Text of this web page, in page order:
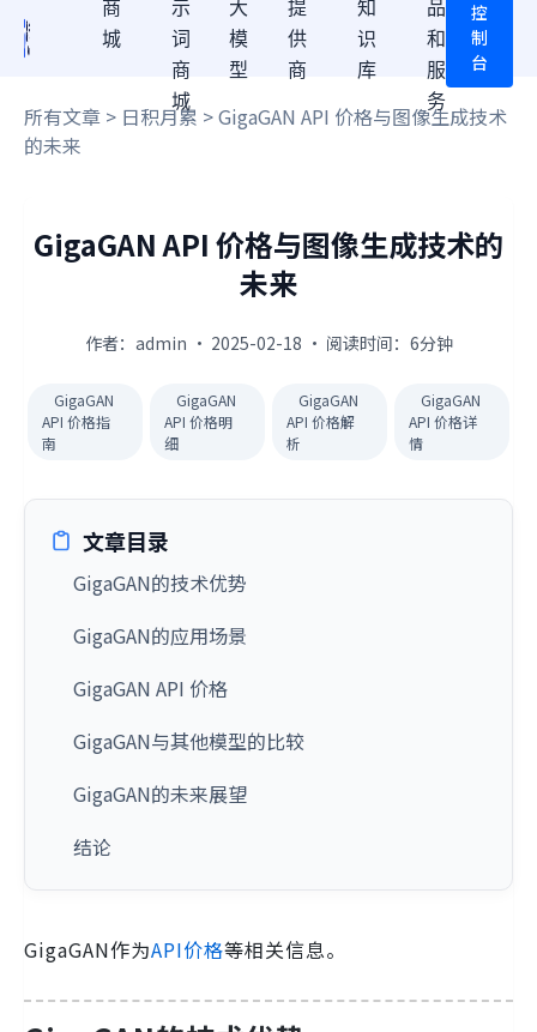
商
城
示
词
商
城
大
模
型
提
供
商
知
识
库
品
和
服
务
控
制
台
所有文章 > 日积月累 > GigaGAN API 价格与图像生成技术
的未来
GigaGAN API 价格与图像生成技术的
未来
作者：admin · 2025-02-18 · 阅读时间：6分钟
GigaGAN
API 价格指
南
GigaGAN
API 价格明
细
GigaGAN
API 价格解
析
GigaGAN
API 价格详
情
文章目录
GigaGAN的技术优势
GigaGAN的应用场景
GigaGAN API 价格
GigaGAN与其他模型的比较
GigaGAN的未来展望
结论
GigaGAN作为API价格等相关信息。